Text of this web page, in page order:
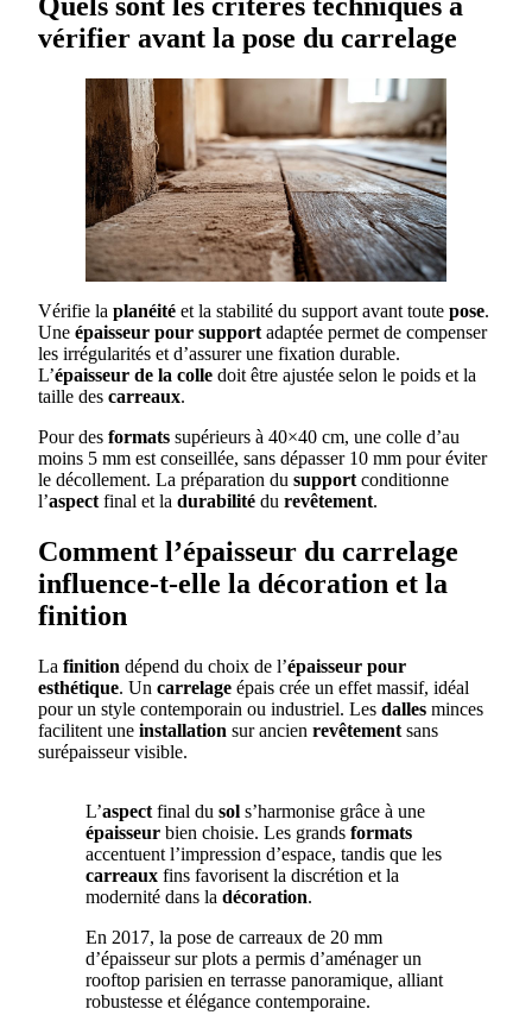
vérifier avant la pose du carrelage
Vérifie la planéité et la stabilité du support avant toute pose.
Une épaisseur pour support adaptée permet de compenser
les irrégularités et d’assurer une fixation durable.
L’épaisseur de la colle doit être ajustée selon le poids et la
taille des carreaux.
Pour des formats supérieurs à 40×40 cm, une colle d’au
moins 5 mm est conseillée, sans dépasser 10 mm pour éviter
le décollement. La préparation du support conditionne
l’aspect final et la durabilité du revêtement.
Comment l’épaisseur du carrelage
influence-t-elle la décoration et la
finition
La finition dépend du choix de l’épaisseur pour
esthétique. Un carrelage épais crée un effet massif, idéal
pour un style contemporain ou industriel. Les dalles minces
facilitent une installation sur ancien revêtement sans
surépaisseur visible.
L’aspect final du sol s’harmonise grâce à une
épaisseur bien choisie. Les grands formats
accentuent l’impression d’espace, tandis que les
carreaux fins favorisent la discrétion et la
modernité dans la décoration.
En 2017, la pose de carreaux de 20 mm
d’épaisseur sur plots a permis d’aménager un
rooftop parisien en terrasse panoramique, alliant
robustesse et élégance contemporaine.